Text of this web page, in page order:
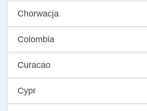
Chorwacja
Colombia
Curacao
Cypr